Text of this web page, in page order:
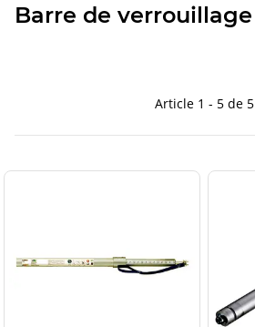
Barre de verrouillage
Article 1 - 5 de 5